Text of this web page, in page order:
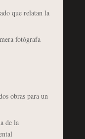
que relatan la
fotógrafa
obras para un
de la